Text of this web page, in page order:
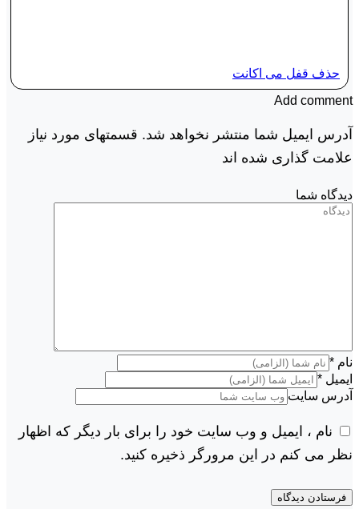
حذف قفل می اکانت
Add comment
آدرس ایمیل شما منتشر نخواهد شد. قسمتهای مورد نیاز
علامت گذاری شده اند
دیدگاه شما
نام *
ایمیل *
آدرس سایت
نام ، ایمیل و وب سایت خود را برای بار دیگر که اظهار
نظر می کنم در این مرورگر ذخیره کنید.